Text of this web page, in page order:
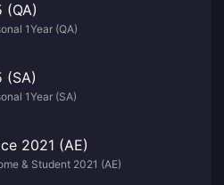
1Year (QA)
(SA)
1Year (SA)
2021 (AE)
& Student 2021 (AE)